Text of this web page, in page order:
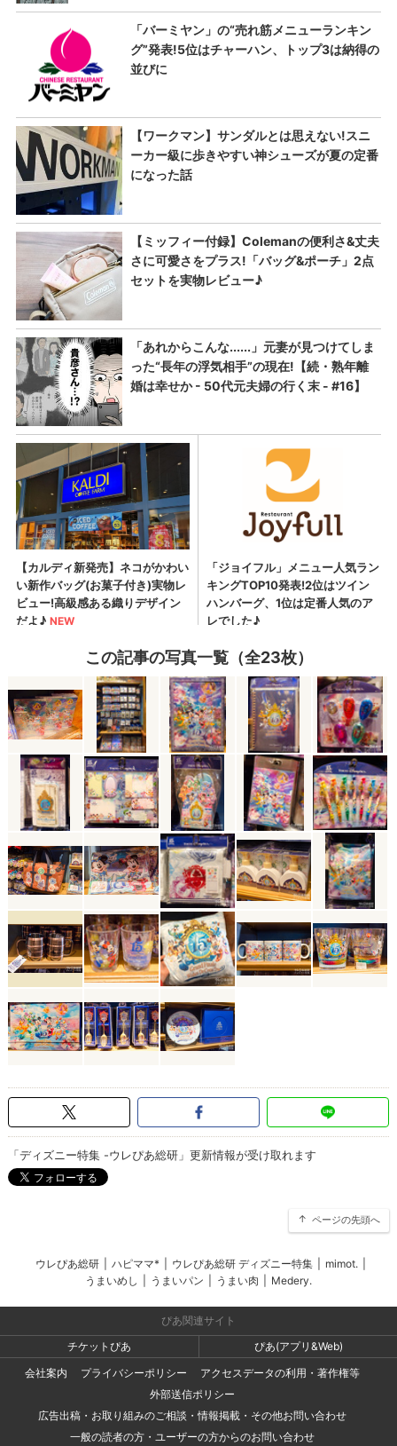
この記事の写真一覧（全23枚）
「ディズニー特集 -ウレぴあ総研」更新情報が受け取れます
ページの先頭へ
ウレぴあ総研 ハピママ* ウレぴあ総研 ディズニー特集 mimot.
うまいめし
うまいパン うまい肉 Medery.
ぴあ関連サイト
チケットぴあ
ぴあ(アプリ&Web)
会社案内
プライバシーポリシー
アクセスデータの利用・著作権等
外部送信ポリシー
広告出稿・お取り組みのご相談・情報掲載・その他お問い合わせ
一般の読者の方・ユーザーの方からのお問い合わせ